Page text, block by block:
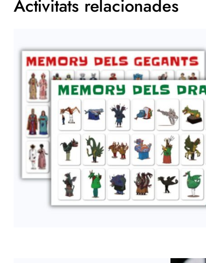
Activitats relacionades